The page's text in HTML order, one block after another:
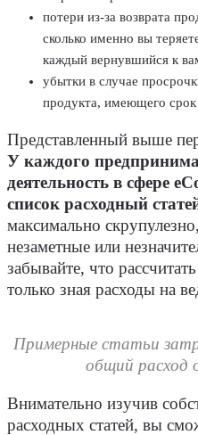
потери из-за возврата
сколько именно вы
каждый вернувшийся к
убытки в случае
продукта, имеющего срок
Представленный выше
У каждого
деятельность в сфере
список расходный
максимально
незаметные или
забывайте, что
только зная расходы на
Примерные статьи
общий расход
Внимательно изучив
расходных статей, вы